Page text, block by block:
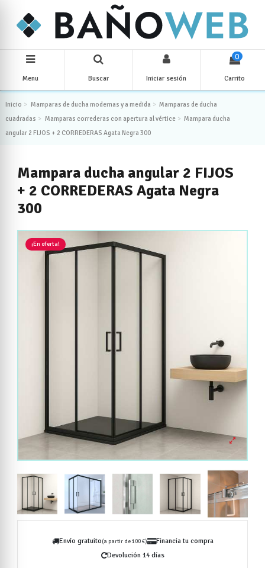
Menu Buscar Iniciar sesión
0
Carrito
Inicio Mamparas de ducha modernas y a medida
Mamparas de ducha
cuadradas
Mamparas correderas con apertura al vértice
Mampara ducha
angular 2 FIJOS + 2 CORREDERAS Agata Negra 300
Mampara ducha angular 2 FIJOS
+ 2 CORREDERAS Agata Negra
300
¡En oferta!
Envío gratuito(a partir de 100 €)
Financia tu compra
Devolución 14 días